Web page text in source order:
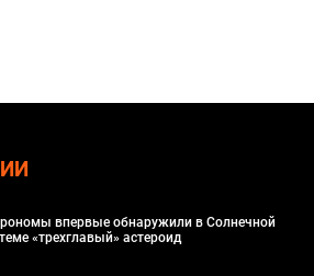
впервые обнаружили в Солнечной
«трехглавый» астероид